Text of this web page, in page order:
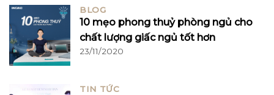
BLOG
10 mẹo phong thuỷ phòng ngủ cho
chất lượng giấc ngủ tốt hơn
23/11/2020
TIN TỨC